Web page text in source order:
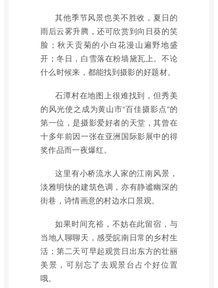
其他季节风景也美不胜收，夏日的
雨后云雾升腾，还可欣赏到向日葵的笑
脸；秋天贡菊的小白花漫山遍野地盛
开；冬日，白雪落在粉墙黛瓦上。不论
什么时候来，都能找到摄影的好题材。
石潭村在地图上很难找到，但秀美
的风光使之成为黄山市“百佳摄影点”的
第一位，是摄影爱好者的天堂，其曾在
十多年前因一张在亚洲国际影展中的得
奖作品而一夜爆红。
这里有小桥流水人家的江南风景，
淡雅明快的建筑色调，亦有静谧幽深的
街巷，诗情画意的村边水口景观。
如果时间充裕，不妨在此留宿，与
当地人聊聊天，感受皖南日常的乡村生
活；第二天可早起观赏日出东方的壮丽
美景，可别忘了去观景台占个好位置
哦。